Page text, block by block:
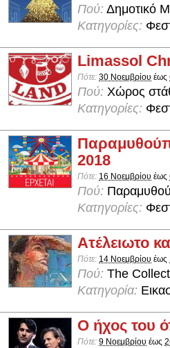
Πού: Δημοτικό
Κατηγορίες:
Limassol
Πότε: 30 Νοεμβρίου έως
Πού: Χώρος
Κατηγορίες:
2018
Πότε: 16 Νοεμβρίου έως
Πού:
Κατηγορίες:
Ατέλειωτο
Πότε: 14 Νοεμβρίου έως
Πού: The
Κατηγορία:
Ο ήχος του
Πότε: 9 Νοεμβρίου έως